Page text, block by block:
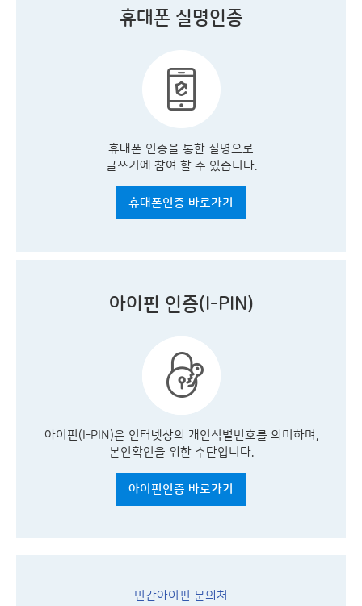
휴대폰 실명인증
휴대폰 인증을 통한 실명으로
글쓰기에 참여 할 수 있습니다.
휴대폰인증 바로가기
아이핀 인증(I-PIN)
아이핀(I-PIN)은 인터넷상의 개인식별번호를 의미하며,
본인확인을 위한 수단입니다.
아이핀인증 바로가기
민간아이핀 문의처